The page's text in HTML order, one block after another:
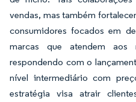
vendas, mas também
consumidores focados em
marcas que atendem aos
respondendo com o
nível intermediário com
estratégia visa atrair